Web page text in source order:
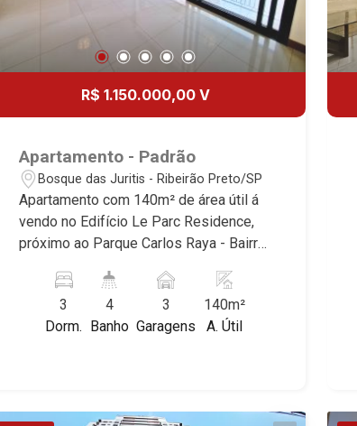
R$ 1.150.000,00 V
Apartamento - Padrão
Bosque das Juritis - Ribeirão Preto/SP
Apartamento com 140m² de área útil á
vendo no Edifício Le Parc Residence,
próximo ao Parque Carlos Raya - Bairro
Conheça as características deste
imóvel que a Martinelli Imobiliária
selecionou para você: - 140m² de área
planejadas - Despensa - Varanda
3
Dorm.
4
Banho
3
Garagens
140m²
A. Útil